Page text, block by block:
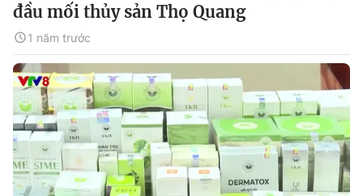
đầu mối thủy sản Thọ Quang
1 năm trước